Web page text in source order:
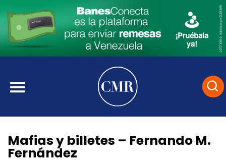
Mafias y billetes – Fernando M.
Fernández